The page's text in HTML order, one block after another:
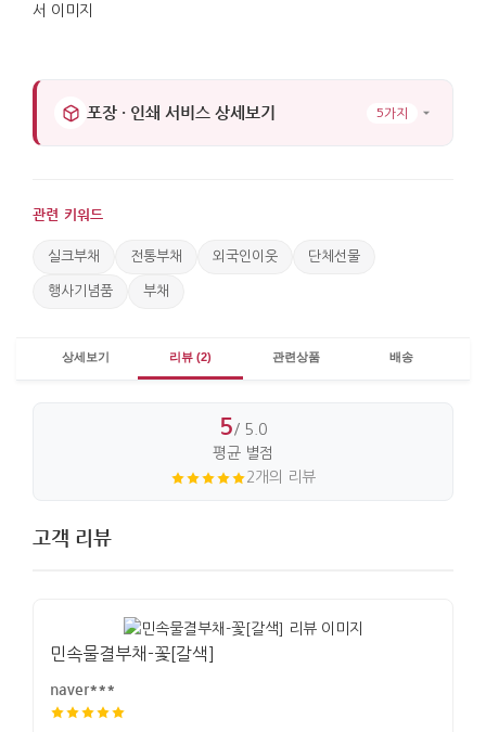
포장 · 인쇄 서비스 상세보기 5가지
관련 키워드
실크부채 전통부채 외국인이웃 단체선물
행사기념품 부채
상세보기 리뷰 (2) 관련상품 배송
5/ 5.0
평균 별점
2개의 리뷰
고객 리뷰
민속물결부채-꽃[갈색]
naver***